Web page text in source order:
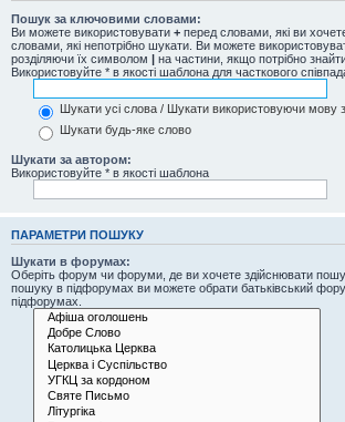
Пошук за ключовими словами:
Ви можете використовувати + перед словами, які ви
словами, які непотрібно шукати. Ви можете
розділяючи їх символом | на частини, якщо потрібно
Використовуйте * в якості шаблона для часткового
Шукати усі слова / Шукати використовуючи мову
Шукати будь-яке слово
Шукати за автором:
Використовуйте * в якості шаблона
ПАРАМЕТРИ ПОШУКУ
Шукати в форумах:
Оберіть форум чи форуми, де ви хочете здійснювати
пошуку в підфорумах ви можете обрати батьківський
підфорумах.